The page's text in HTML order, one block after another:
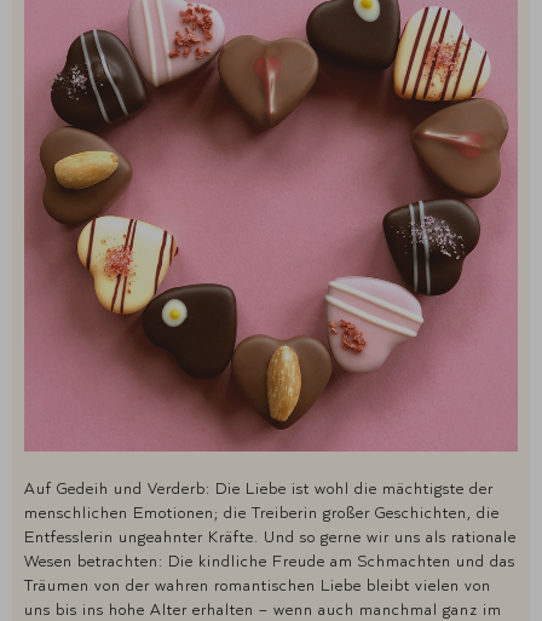
Auf Gedeih und Verderb: Die Liebe ist wohl die mächtigste der
menschlichen Emotionen; die Treiberin großer Geschichten, die
Entfesslerin ungeahnter Kräfte. Und so gerne wir uns als rationale
Wesen betrachten: Die kindliche Freude am Schmachten und das
Träumen von der wahren romantischen Liebe bleibt vielen von
uns bis ins hohe Alter erhalten – wenn auch manchmal ganz im